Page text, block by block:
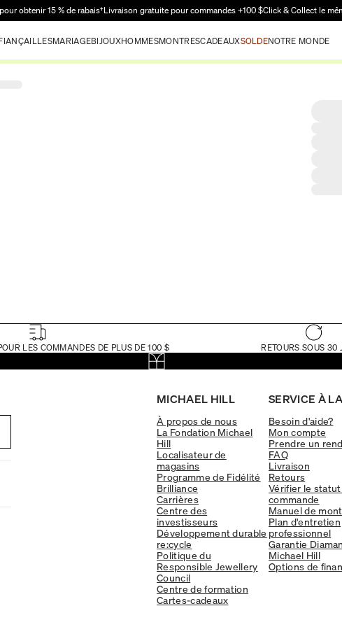
Passer au contenu principal
obtenir 15 % de rabais†Livraison gratuite pour commandes +100 $Click & Collect le
MARIAGEBIJOUXHOMMESMONTRESCADEAUXSOLDENOTRE MONDE
LES COMMANDES DE PLUS DE 100 $ RETOURS SOUS 30
MICHAEL HILL
À propos de nous
La Fondation Michael
Hill
Localisateur de
magasins
Programme de Fidélité
Brilliance
Carrières
Centre des
investisseurs
Développement durable
re:cycle
Politique du
Responsible Jewellery
Council
Centre de formation
Cartes-cadeaux
SERVICE À
Besoin d'aide?
Mon compte
Prendre un
FAQ
Livraison
Retours
Vérifier le statut
commande
Manuel de
Plan d'entretien
professionnel
Garantie
Michael Hill
Options de